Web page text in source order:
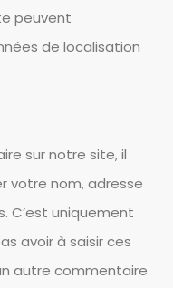
peuvent
de localisation
sur notre site, il
votre nom, adresse
C’est uniquement
avoir à saisir ces
autre commentaire